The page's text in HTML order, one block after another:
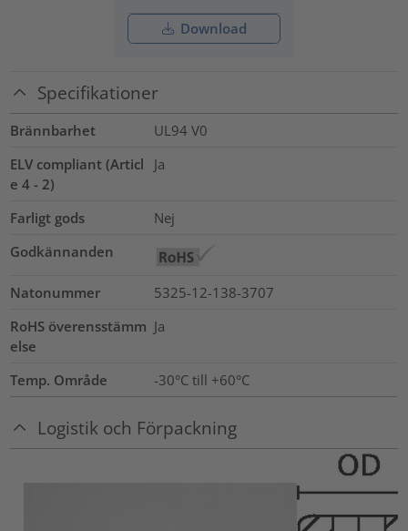
Download
Specifikationer
Brännbarhet
UL94 V0
ELV compliant (Articl
e 4 - 2)
Ja
Farligt gods
Nej
Godkännanden
Natonummer
5325-12-138-3707
RoHS överensstämm
else
Ja
Temp. Område -30°C till +60°C
Logistik och Förpackning